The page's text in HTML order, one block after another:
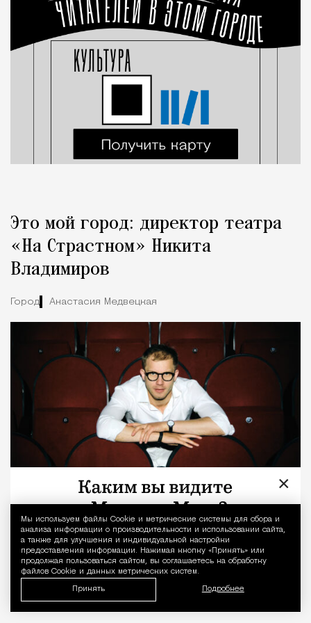
Уведомление
Мы используем файлы Сookie и метрические системы для сбора и
анализа информации о производительности и использовании сайта,
а также для улучшения и индивидуальной настройки
предоставления информации. Нажимая кнопку «Принять» или
продолжая пользоваться сайтом, вы соглашаетесь на обработку
файлов Cookie и данных метрических систем.
Принять Подробнее
Это мой город: директор театра
«На Страстном» Никита
Владимиров
Город Анастасия Медвецкая
7 мин. чтения
О рождении за границей благодаря бабушке Алисе Фрейндлих, о папе, который устраивал
трудотерапию, заставляя убирать за собаками на
улице, об изменениях в театре «На Страстном» и о
своем настоящем семейном кино.
×